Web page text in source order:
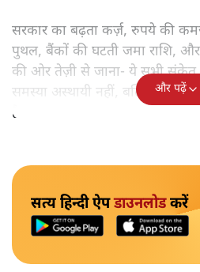
सरकार का बढ़ता कर्ज़, रुपये की
पुथल, बैंकों की घटती जमा राशि,
की ओर तेज़ी से जाना- ये सभी संकेत
समस्या अस्थायी नहीं, बल्कि गहरी
है।
और पढ़ें
सत्य हिन्दी ऐपडाउनलोडकरें